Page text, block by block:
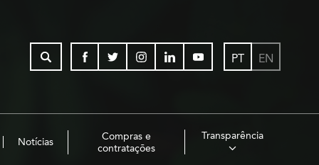
PT EN
Notícias
Compras e
contratações
Transparência